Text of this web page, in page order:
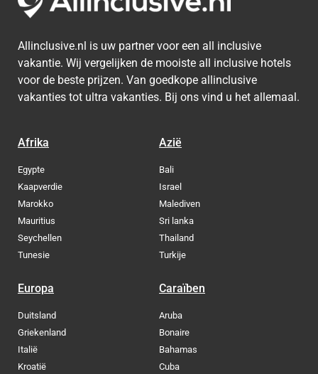
Allinclusive.nl is uw partner voor een all inclusive
vakantie. Wij vergelijken de mooiste all inclusive hotels
voor de beste prijzen. Van goedkope allinclusive
vakanties tot ultra vakanties. Bij ons vind u het allemaal.
Afrika
Egypte
Kaapverdie
Marokko
Mauritius
Seychellen
Tunesie
Azië
Bali
Israel
Malediven
Sri lanka
Thailand
Turkije
Europa
Duitsland
Griekenland
Italië
Kroatië
Caraïben
Aruba
Bonaire
Bahamas
Cuba